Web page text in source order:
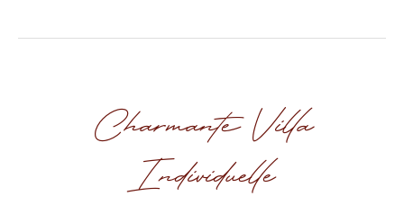
Charmante Villa
Individuelle